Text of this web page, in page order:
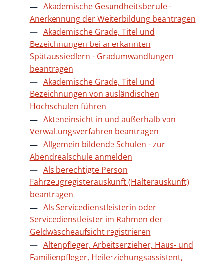
Akademische Gesundheitsberufe -
Anerkennung der Weiterbildung beantragen
Akademische Grade, Titel und
Bezeichnungen bei anerkannten
Spätaussiedlern - Gradumwandlungen
beantragen
Akademische Grade, Titel und
Bezeichnungen von ausländischen
Hochschulen führen
Akteneinsicht in und außerhalb von
Verwaltungsverfahren beantragen
Allgemein bildende Schulen - zur
Abendrealschule anmelden
Als berechtigte Person
Fahrzeugregisterauskunft (Halterauskunft)
beantragen
Als Servicedienstleisterin oder
Servicedienstleister im Rahmen der
Geldwäscheaufsicht registrieren
Altenpfleger, Arbeitserzieher, Haus- und
Familienpfleger, Heilerziehungsassistent,